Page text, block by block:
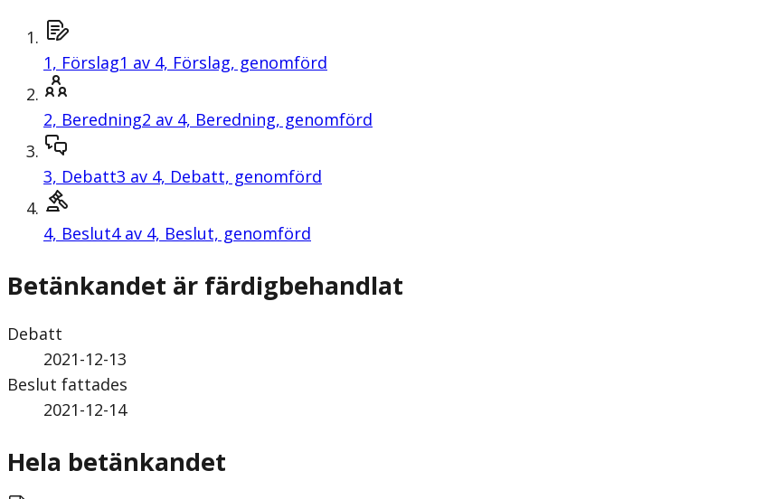
1, Förslag1 av 4, Förslag, genomförd
2, Beredning2 av 4, Beredning, genomförd
3, Debatt3 av 4, Debatt, genomförd
4, Beslut4 av 4, Beslut, genomförd
Betänkandet är färdigbehandlat
Debatt
2021-12-13
Beslut fattades
2021-12-14
Hela betänkandet